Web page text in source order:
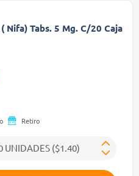
Nifa) Tabs. 5 Mg. C/20 Caja
de
Retiro